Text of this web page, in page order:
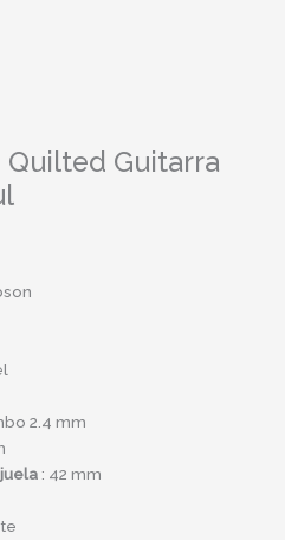
Quilted Guitarra
2.4 mm
: 42 mm